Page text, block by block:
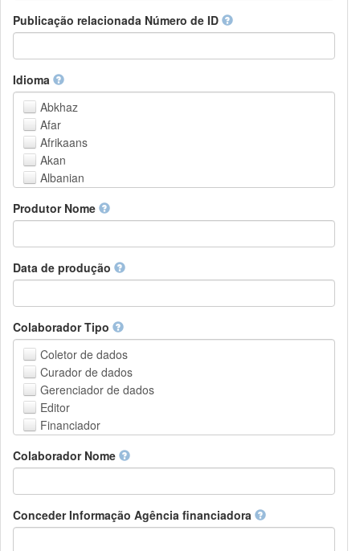
handle
issn
istc
lissn
lsid
pmid
purl
upc
url
urn
DASH-NRS
Publicação relacionada Número de ID
Idioma
Abkhaz
Afar
Afrikaans
Akan
Albanian
Arabic
Armenian
Assamese
Avaric
Aymara
Azerbaijani
Bambara
Bashkir
Basque
Belarusian
Bengali, Bangla
Bislama
Breton
Bulgarian
Burmese
Produtor Nome
Data de produção
Colaborador Tipo
Coletor de dados
Curador de dados
Gerenciador de dados
Editor
Financiador
Líder do projeto
Membro do projeto
Pessoa Relacionada
Pesquisador
Colaborador Nome
Conceder Informação Agência financiadora